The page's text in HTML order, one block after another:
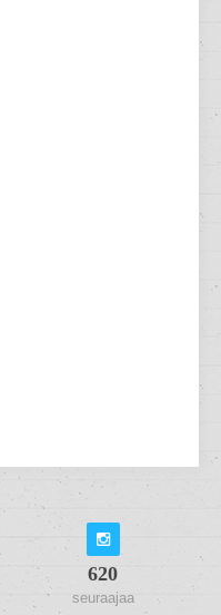
620
seuraajaa